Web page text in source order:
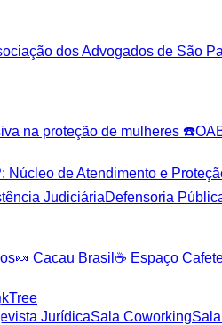
dos Advogados de São
na proteção de mulheres ☎️
Núcleo de Atendimento e
JudiciáriaDefensoria
🍬 Cacau Brasil ☕ Espaço
JurídicaSala Coworking